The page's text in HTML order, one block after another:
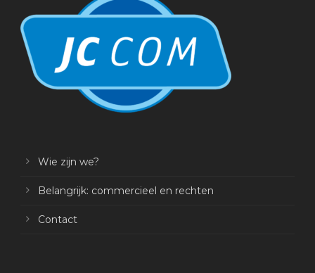
Wie zijn we?
Belangrijk: commercieel en rechten
Contact